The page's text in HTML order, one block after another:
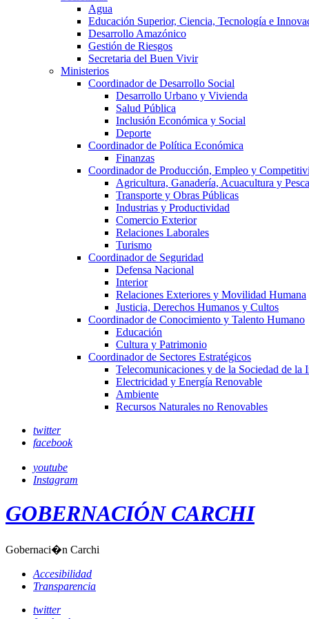
Agua
Educación Superior, Ciencia, Tecnología e
Desarrollo Amazónico
Gestión de Riesgos
Secretaria del Buen Vivir
Ministerios
Coordinador de Desarrollo Social
Desarrollo Urbano y Vivienda
Salud Pública
Inclusión Económica y Social
Deporte
Coordinador de Política Económica
Finanzas
Coordinador de Producción, Empleo y
Agricultura, Ganadería, Acuacultura y Pesca
Transporte y Obras Públicas
Industrias y Productividad
Comercio Exterior
Relaciones Laborales
Turismo
Coordinador de Seguridad
Defensa Nacional
Interior
Relaciones Exteriores y Movilidad Humana
Justicia, Derechos Humanos y Cultos
Coordinador de Conocimiento y Talento Humano
Educación
Cultura y Patrimonio
Coordinador de Sectores Estratégicos
Telecomunicaciones y de la Sociedad de la
Electricidad y Energía Renovable
Ambiente
Recursos Naturales no Renovables
twitter
facebook
youtube
Instagram
GOBERNACIÓN CARCHI
Gobernaci�n Carchi
Accesibilidad
Transparencia
twitter